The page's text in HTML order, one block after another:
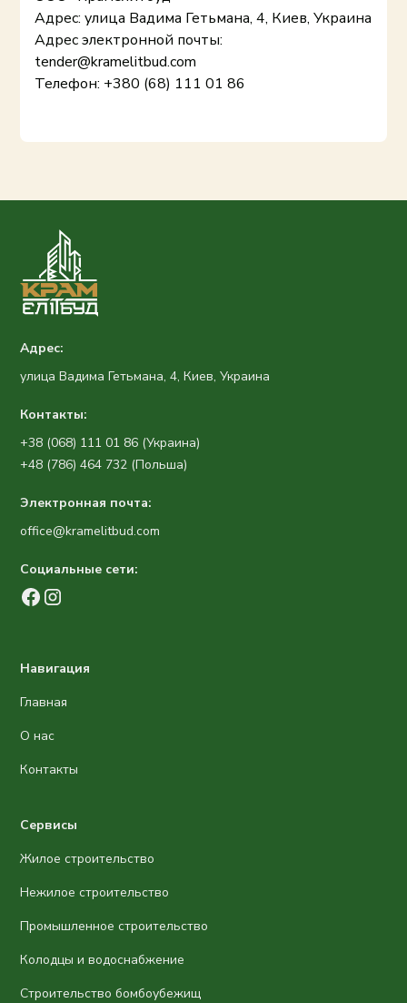
Адрес: улица Вадима Гетьмана, 4, Киев, Украина
Адрес электронной почты:
tender@kramelitbud.com
Телефон: +380 (68) 111 01 86
Адрес:
улица Вадима Гетьмана, 4, Киев, Украина
Контакты:
+38 (068) 111 01 86 (Украина)
+48 (786) 464 732 (Польша)
Электронная почта:
office@kramelitbud.com
Социальные сети:
Навигация
Главная
О нас
Контакты
Сервисы
Жилое строительство
Нежилое строительство
Промышленное строительство
Колодцы и водоснабжение
Строительство бомбоубежищ